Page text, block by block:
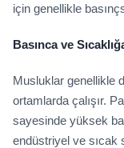
için genellikle
Basınca ve
Musluklar genellikle
ortamlarda çalışır.
sayesinde yüksek
endüstriyel ve sıcak